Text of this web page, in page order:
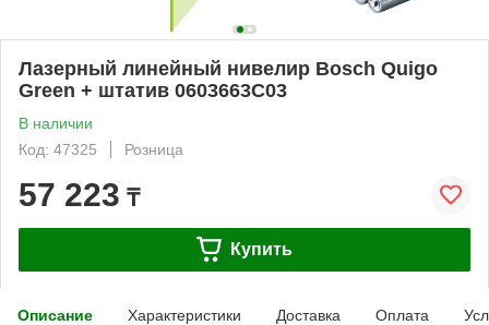
Лазерный линейный нивелир Bosch Quigo
Green + штатив 0603663C03
В наличии
Код: 47325
Розница
57 223 ₸
Купить
Описание Характеристики Доставка Оплата